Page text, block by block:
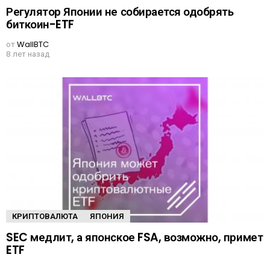
Регулятор Японии не собирается одобрять
биткоин-ETF
отWallBTC
8 лет назад
КРИПТОВАЛЮТА ЯПОНИЯ
SEC медлит, а японское FSA, возможно, примет
ETF